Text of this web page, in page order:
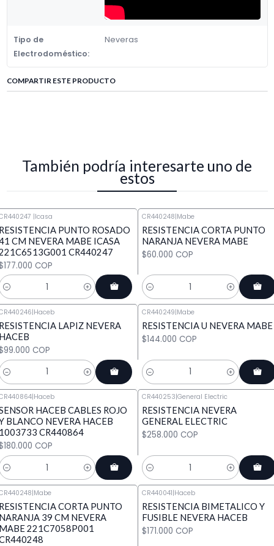
Tipo de
Electrodoméstico:
Neveras
COMPARTIR ESTE PRODUCTO
También podría interesarte uno de
estos
|Icasa
PUNTO ROSADO
CM NEVERA MABE ICASA
CR440247
COP
CR440248|Mabe
RESISTENCIA CORTA PUNTO
NARANJA NEVERA MABE
$60.000 COP
Cantidad
|Haceb
LAPIZ NEVERA
COP
CR440249|Mabe
RESISTENCIA U NEVERA MABE
$144.000 COP
Cantidad
|Haceb
HACEB CABLES ROJO
BLANCO NEVERA HACEB
CR440864
COP
CR440253|General Electric
RESISTENCIA NEVERA
GENERAL ELECTRIC
$258.000 COP
Cantidad
|Mabe
CORTA PUNTO
39 CM NEVERA
221C7058P001
CR440041|Haceb
RESISTENCIA BIMETALICO Y
FUSIBLE NEVERA HACEB
$171.000 COP